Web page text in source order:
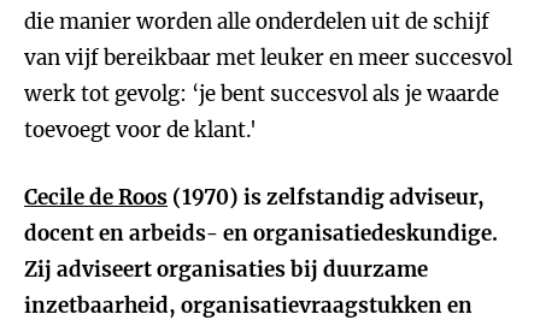
die manier worden alle onderdelen uit de schijf
van vijf bereikbaar met leuker en meer succesvol
werk tot gevolg: ‘je bent succesvol als je waarde
toevoegt voor de klant.'
Cecile de Roos (1970) is zelfstandig adviseur,
docent en arbeids- en organisatiedeskundige.
Zij adviseert organisaties bij duurzame
inzetbaarheid, organisatievraagstukken en